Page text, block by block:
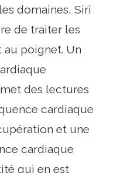
domaines, Siri
de traiter les
poignet. Un
des lectures
cardiaque
et une
cardiaque
qui en est